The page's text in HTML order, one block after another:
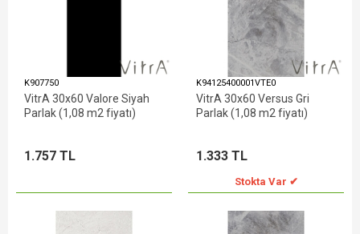
K907750
VitrA 30x60 Valore Siyah
Parlak (1,08 m2 fiyatı)
1.757 TL
K94125400001VTE0
VitrA 30x60 Versus Gri
Parlak (1,08 m2 fiyatı)
1.333 TL
Stokta Var ✔